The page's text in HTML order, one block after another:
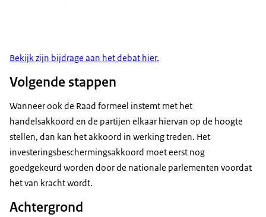
Bekijk zijn bijdrage aan het debat hier.
Volgende stappen
Wanneer ook de Raad formeel instemt met het
handelsakkoord en de partijen elkaar hiervan op de hoogte
stellen, dan kan het akkoord in werking treden. Het
investeringsbeschermingsakkoord moet eerst nog
goedgekeurd worden door de nationale parlementen voordat
het van kracht wordt.
Achtergrond